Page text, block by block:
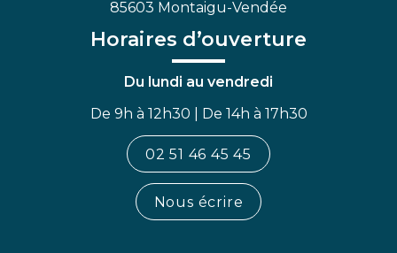
85603 Montaigu-Vendée
Horaires d’ouverture
Du lundi au vendredi
De 9h à 12h30 | De 14h à 17h30
02 51 46 45 45
Nous écrire